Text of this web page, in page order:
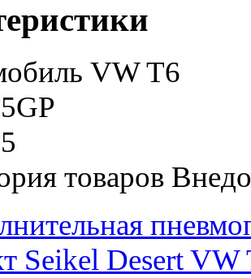
VW T6
товаров
Seikel Desert